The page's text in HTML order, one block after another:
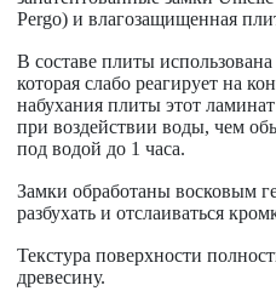
Pergo) и влагозащищенная
В составе плиты
которая слабо реагирует на
набухания плиты этот
при воздействии воды, чем
под водой до 1 часа.
Замки обработаны восковым
разбухать и отслаиваться
Текстура поверхности
древесину.